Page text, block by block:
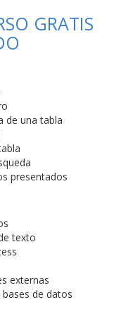
GRATIS
de una tabla
presentados
texto
externas
de datos